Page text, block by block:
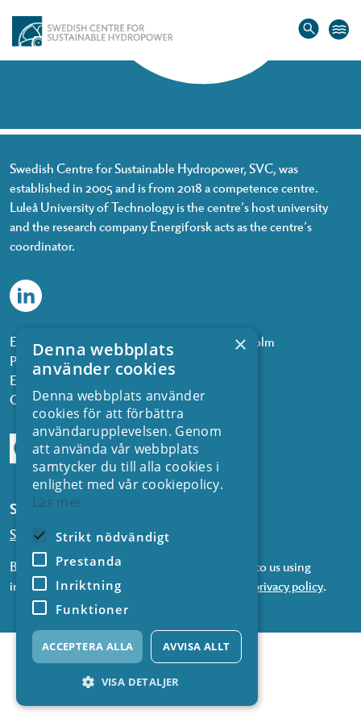
Swedish Centre for Sustainable Hydropower, SVC, was
established in 2005 and is from 2018 a competence centre.
Luleå University of Technology is the centre’s host university
and the research company Energiforsk acts as the centre’s
coordinator.
Energiforsk, Olof Palmes gata 11, 101 53 Stockholm
Phone: +468 677 25 30
Email:kontakt@energiforsk.se
Org.nr: 556974-2116
Subscribe to our newsletters
Subscribe to news from SVC
By subscribing to our newsletters, you consent to us using
information about you in accordance with our
privacy policy.
×
Denna webbplats
använder cookies
Denna webbplats använder
cookies för att förbättra
användarupplevelsen. Genom
att använda vår webbplats
samtycker du till alla cookies i
enlighet med vår cookiepolicy.
Läs mer
Strikt nödvändigt
Prestanda
Inriktning
Funktioner
ACCEPTERA ALLA AVVISA ALLT
VISA DETALJER